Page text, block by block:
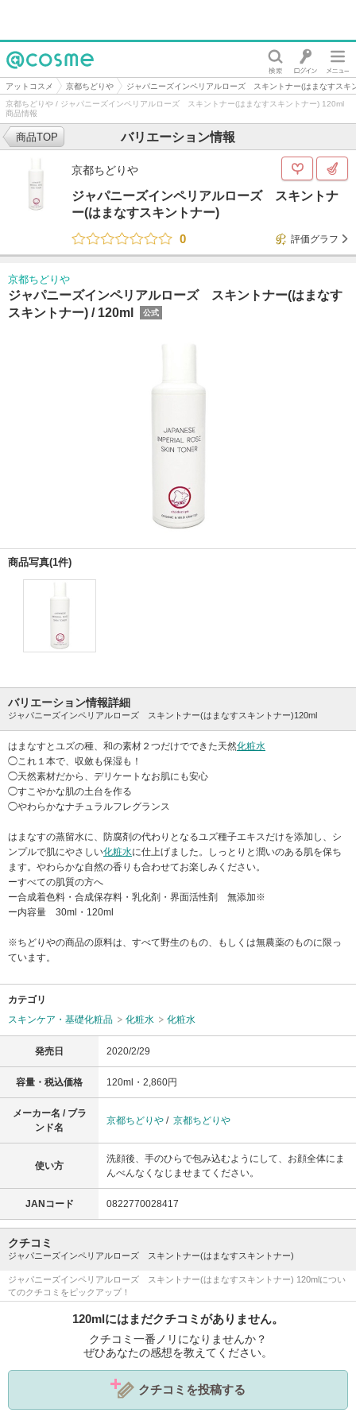
@cosme
アットコスメ 京都ちどりや
ジャパニーズインペリアルローズ スキントナー(はまなすスキ
京都ちどりや / ジャパニーズインペリアルローズ スキントナー(はまなすスキントナー) 120ml
商品情報
バリエーション情報
商品TOP
京都ちどりや
ジャパニーズインペリアルローズ スキントナ
ー(はまなすスキントナー)
0
評価グラフ
京都ちどりや
ジャパニーズインペリアルローズ スキントナー(はまなす
スキントナー) / 120ml 公式
商品写真(1件)
バリエーション情報詳細
ジャパニーズインペリアルローズ スキントナー(はまなすスキントナー)120ml
はまなすとユズの種、和の素材２つだけでできた天然化粧水
◯これ１本で、収斂も保湿も！
◯天然素材だから、デリケートなお肌にも安心
◯すこやかな肌の土台を作る
◯やわらかなナチュラルフレグランス
はまなすの蒸留水に、防腐剤の代わりとなるユズ種子エキスだけを添加し、シ
ンプルで肌にやさしい化粧水に仕上げました。しっとりと潤いのある肌を保ち
ます。やわらかな自然の香りも合わせてお楽しみください。
ーすべての肌質の方へ
ー合成着色料・合成保存料・乳化剤・界面活性剤 無添加※
ー内容量 30ml・120ml
※ちどりやの商品の原料は、すべて野生のもの、もしくは無農薬のものに限っ
ています。
カテゴリ
スキンケア・基礎化粧品
化粧水 化粧水
発売日 2020/2/29
容量・税込価格 120ml・2,860円
メーカー名 / ブラ
ンド名
京都ちどりや / 京都ちどりや
使い方
洗顔後、手のひらで包み込むようにして、お顔全体にま
んべんなくなじませまてください。
JANコード 0822770028417
クチコミ
ジャパニーズインペリアルローズ スキントナー(はまなすスキントナー)
ジャパニーズインペリアルローズ スキントナー(はまなすスキントナー) 120mlについ
てのクチコミをピックアップ！
120mlにはまだクチコミがありません。
クチコミ一番ノリになりませんか？
ぜひあなたの感想を教えてください。
クチコミを投稿する